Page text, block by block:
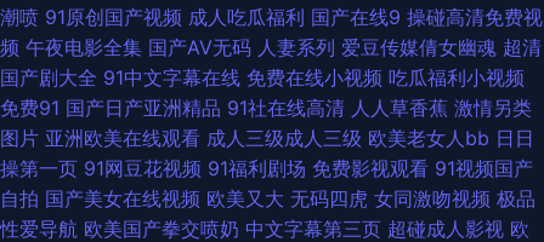
网 国产精品女人乱轮 久久丁香五月 欧美综合另类 三级片精品在线 五月婷色
欲 伊人久肏 91视频登陆 av涩涩 成人性交 韩国av久久 久草资源福利站3 日
韩精品福利网址 性爱福利网 91黄瓜视频 人妻另类 日本a片级播放 亚洲黄色
大片网站 97午夜影院 福利内射官网 久久国产精品在线 人人插日日插 无码导
潮喷 91原创国产视频 成人吃瓜福利 国产在线9 操碰高清免费视
频 午夜电影全集 国产AV无码 人妻系列 爱豆传媒倩女幽魂 超清
国产剧大全 91中文字幕在线 免费在线小视频 吃瓜福利小视频
免费91 国产日产亚洲精品 91社在线高清 人人草香蕉 激情另类
图片 亚洲欧美在线观看 成人三级成人三级 欧美老女人bb 日日
操第一页 91网豆花视频 91福利剧场 免费影视观看 91视频国产
自拍 国产美女在线视频 欧美又大 无码四虎 女同激吻视频 极品
性爱导航 欧美国产拳交喷奶 中文字幕第三页 超碰成人影视 欧